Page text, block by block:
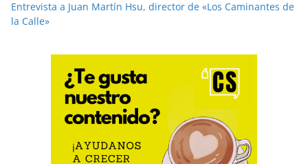
Entrevista a Juan Martín Hsu, director de «Los Caminantes de
la Calle»